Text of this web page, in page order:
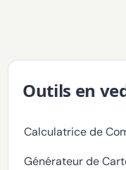
Outils en
Calculatrice de
Générateur de